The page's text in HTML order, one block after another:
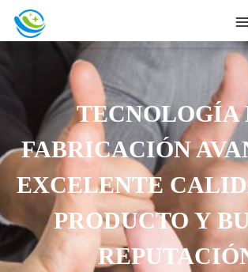
TECNOLOGÍA
FABRICACIÓN
EXCELENTE
PRODUCTO Y